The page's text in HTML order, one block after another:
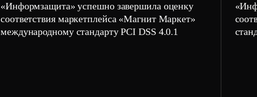
«Информзащита» успешно завершила оценку
соответствия маркетплейса «Магнит Маркет»
международному стандарту PCI DSS 4.0.1